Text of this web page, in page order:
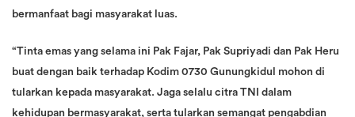
bermanfaat bagi masyarakat luas.
“Tinta emas yang selama ini Pak Fajar, Pak Supriyadi dan Pak Heru
buat dengan baik terhadap Kodim 0730 Gunungkidul mohon di
tularkan kepada masyarakat. Jaga selalu citra TNI dalam
kehidupan bermasyarakat, serta tularkan semangat pengabdian